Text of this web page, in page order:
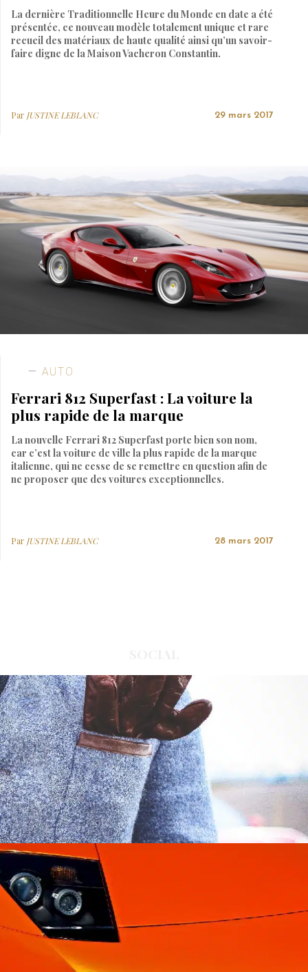
La dernière Traditionnelle Heure du Monde en date a été
présentée, ce nouveau modèle totalement unique et rare
recueil des matériaux de haute qualité ainsi qu’un savoir-
faire digne de la Maison Vacheron Constantin.
Par JUSTINE LEBLANC 29 mars 2017
AUTO
Ferrari 812 Superfast : La voiture la
plus rapide de la marque
La nouvelle Ferrari 812 Superfast porte bien son nom,
car c’est la voiture de ville la plus rapide de la marque
italienne, qui ne cesse de se remettre en question afin de
ne proposer que des voitures exceptionnelles.
Par JUSTINE LEBLANC 28 mars 2017